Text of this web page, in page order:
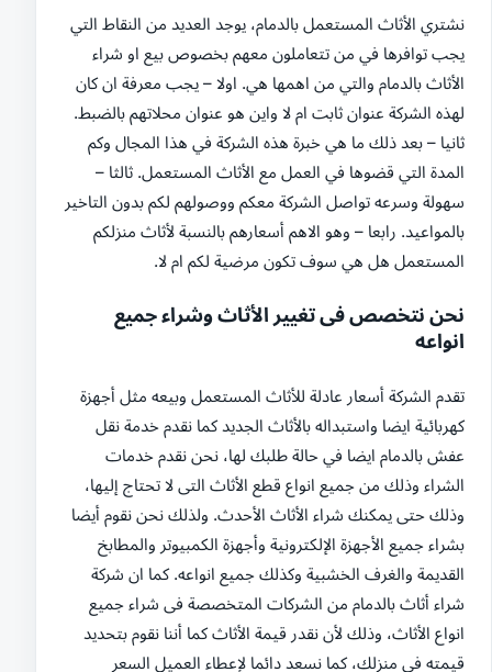
نشتري الأثاث المستعمل بالدمام، يوجد العديد من النقاط التي
يجب توافرها في من تتعاملون معهم بخصوص بيع او شراء
الأثاث بالدمام والتي من اهمها هي. اولا – يجب معرفة ان كان
لهذه الشركة عنوان ثابت ام لا واين هو عنوان محلاتهم بالضبط.
ثانيا – بعد ذلك ما هي خبرة هذه الشركة في هذا المجال وكم
المدة التي قضوها في العمل مع الأثاث المستعمل. ثالثا –
سهولة وسرعه تواصل الشركة معكم ووصولهم لكم بدون التاخير
بالمواعيد. رابعا – وهو الاهم أسعارهم بالنسبة لأثاث منزلكم
المستعمل هل هي سوف تكون مرضية لكم ام لا.
نحن نتخصص فى تغيير الأثاث وشراء جميع
انواعه
تقدم الشركة أسعار عادلة للأثاث المستعمل وبيعه مثل أجهزة
كهربائية ايضا واستبداله بالأثاث الجديد كما نقدم خدمة نقل
عفش بالدمام ايضا في حالة طلبك لها، نحن نقدم خدمات
الشراء وذلك من جميع انواع قطع الأثاث التى لا تحتاج إليها،
وذلك حتى يمكنك شراء الأثاث الأحدث. ولذلك نحن نقوم أيضا
بشراء جميع الأجهزة الإلكترونية وأجهزة الكمبيوتر والمطابخ
القديمة والغرف الخشبية وكذلك جميع انواعه. كما ان شركة
شراء أثاث بالدمام من الشركات المتخصصة فى شراء جميع
انواع الأثاث، وذلك لأن نقدر قيمة الأثاث كما أننا نقوم بتحديد
قيمته فى منزلك، كما نسعد دائما لإعطاء العميل السعر